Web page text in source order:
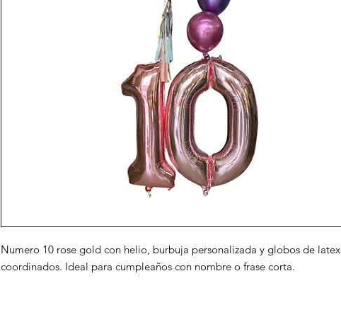
Numero 10 rose gold con helio, burbuja personalizada y globos de latex
coordinados. Ideal para cumpleaños con nombre o frase corta.